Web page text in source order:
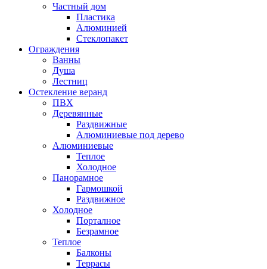
Частный дом
Пластика
Алюминией
Стеклопакет
Ограждения
Ванны
Душа
Лестниц
Остекление веранд
ПВХ
Деревянные
Раздвижные
Алюминиевые под дерево
Алюминиевые
Теплое
Холодное
Панорамное
Гармошкой
Раздвижное
Холодное
Порталное
Безрамное
Теплое
Балконы
Террасы